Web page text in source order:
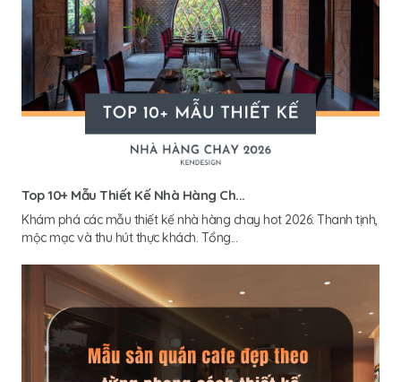
Top 10+ Mẫu Thiết Kế Nhà Hàng Ch...
Khám phá các mẫu thiết kế nhà hàng chay hot 2026: Thanh tịnh,
mộc mạc và thu hút thực khách. Tổng...